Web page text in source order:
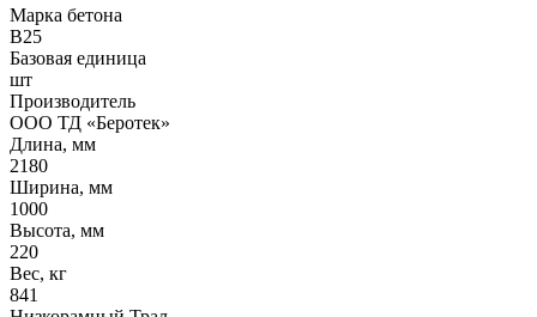
Марка бетона
B25
Базовая единица
шт
Производитель
ООО ТД «Беротек»
Длина, мм
2180
Ширина, мм
1000
Высота, мм
220
Вес, кг
841